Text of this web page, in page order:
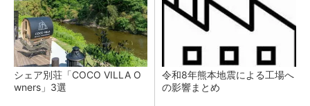
シェア別荘「COCO VILLA O
wners」3選
令和8年熊本地震による工場へ
の影響まとめ